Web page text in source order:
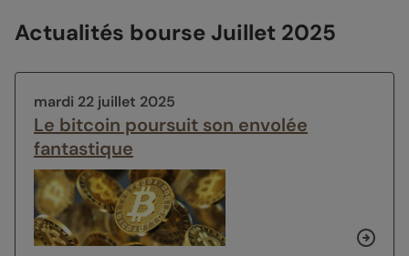
Actualités bourse Juillet 2025
mardi 22 juillet 2025
Le bitcoin poursuit son envolée
fantastique